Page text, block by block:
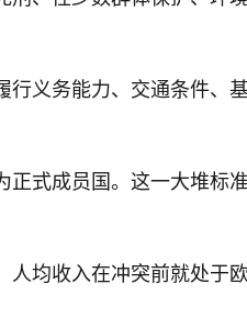
义务能力、交通条件、
式成员国。这一大堆标
人均收入在冲突前就处于